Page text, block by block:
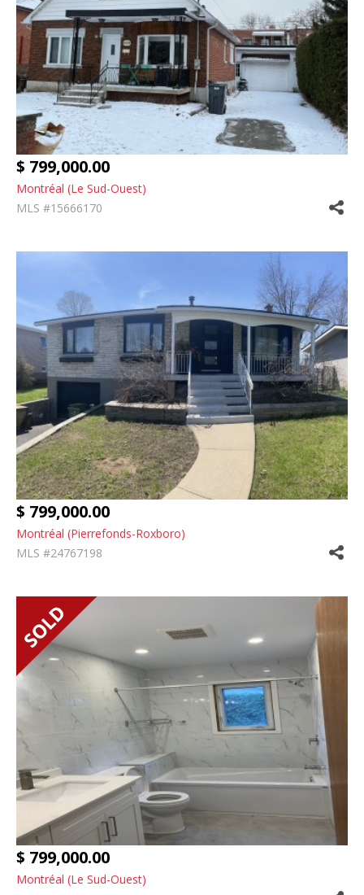
$ 799,000.00
Montréal (Le Sud-Ouest)
MLS #15666170
$ 799,000.00
Montréal (Pierrefonds-Roxboro)
MLS #24767198
$ 799,000.00
Montréal (Le Sud-Ouest)